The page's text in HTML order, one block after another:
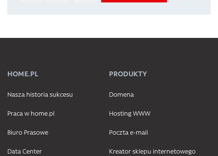
HOME.PL
Nasza historia sukcesu
Praca w home.pl
Biuro Prasowe
Data Center
PRODUKTY
Domena
Hosting WWW
Poczta e-mail
Kreator sklepu internetowego